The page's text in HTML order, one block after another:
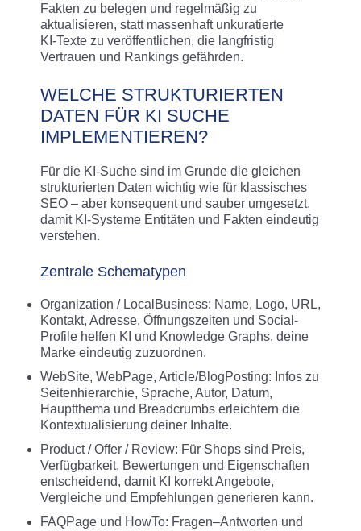
Fakten zu belegen und regelmäßig zu
aktualisieren, statt massenhaft unkuratierte
KI‑Texte zu veröffentlichen, die langfristig
Vertrauen und Rankings gefährden.
WELCHE STRUKTURIERTEN
DATEN FÜR KI SUCHE
IMPLEMENTIEREN?
Für die KI-Suche sind im Grunde die gleichen
strukturierten Daten wichtig wie für klassisches
SEO – aber konsequent und sauber umgesetzt,
damit KI-Systeme Entitäten und Fakten eindeutig
verstehen.
Zentrale Schematypen
Organization / LocalBusiness: Name, Logo, URL,
Kontakt, Adresse, Öffnungszeiten und Social-
Profile helfen KI und Knowledge Graphs, deine
Marke eindeutig zuzuordnen.
WebSite, WebPage, Article/BlogPosting: Infos zu
Seitenhierarchie, Sprache, Autor, Datum,
Hauptthema und Breadcrumbs erleichtern die
Kontextualisierung deiner Inhalte.
Product / Offer / Review: Für Shops sind Preis,
Verfügbarkeit, Bewertungen und Eigenschaften
entscheidend, damit KI korrekt Angebote,
Vergleiche und Empfehlungen generieren kann.
FAQPage und HowTo: Fragen–Antworten und